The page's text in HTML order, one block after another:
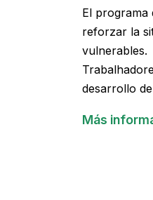
El programa
reforzar la
vulnerables.
desarrollo
Más